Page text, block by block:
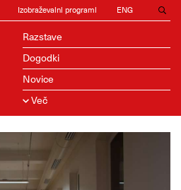
Izobraževalni programi ENG
Razstave
Dogodki
Novice
Več